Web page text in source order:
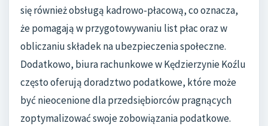
się również obsługą kadrowo-płacową, co oznacza,
że pomagają w przygotowywaniu list płac oraz w
obliczaniu składek na ubezpieczenia społeczne.
Dodatkowo, biura rachunkowe w Kędzierzynie Koźlu
często oferują doradztwo podatkowe, które może
być nieocenione dla przedsiębiorców pragnących
zoptymalizować swoje zobowiązania podatkowe.